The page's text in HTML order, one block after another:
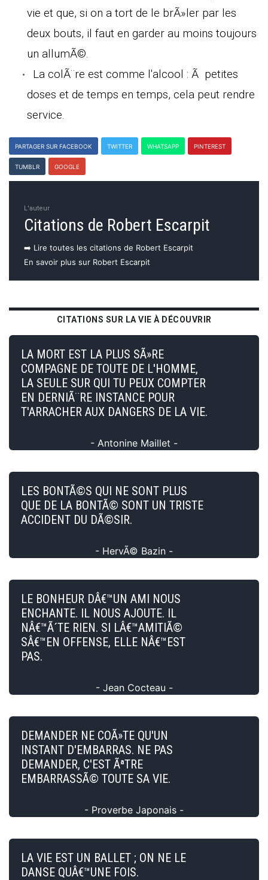
vie et que, si on a tort de le brÃ»ler par les
deux bouts, il faut en garder au moins toujours
un allumÃ©.
La colÃ¨re est comme l'alcool : Ã petites
doses et de temps en temps, cela peut rendre
service.
PARTAGER SUR FACEBOOK TWITTER WHATSAPP PINTEREST
TUMBLR GOOGLE
L'auteur
Citations de Robert Escarpit
➡️ Lire toutes les citations de Robert Escarpit
En savoir plus sur Robert Escarpit
CITATIONS SUR LA VIE À DÉCOUVRIR
LA MORT EST LA PLUS SÃ»RE
COMPAGNE DE TOUTE DE L'HOMME,
LA SEULE SUR QUI TU PEUX COMPTER
EN DERNIÃ¨RE INSTANCE POUR
T'ARRACHER AUX DANGERS DE LA VIE.
- Antonine Maillet -
LES BONTÃ©S QUI NE SONT PLUS
QUE DE LA BONTÃ© SONT UN TRISTE
ACCIDENT DU DÃ©SIR.
- HervÃ© Bazin -
LE BONHEUR DÂ€™UN AMI NOUS
ENCHANTE. IL NOUS AJOUTE. IL
NÂ€™Ã´TE RIEN. SI LÂ€™AMITIÃ©
SÂ€™EN OFFENSE, ELLE NÂ€™EST
PAS.
- Jean Cocteau -
DEMANDER NE COÃ»TE QU'UN
INSTANT D'EMBARRAS. NE PAS
DEMANDER, C'EST ÃªTRE
EMBARRASSÃ© TOUTE SA VIE.
- Proverbe Japonais -
LA VIE EST UN BALLET ; ON NE LE
DANSE QUÂ€™UNE FOIS.